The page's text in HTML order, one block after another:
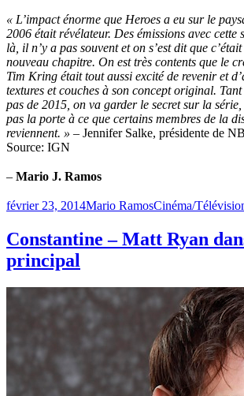
« L’impact énorme que Heroes a eu sur le
2006 était révélateur. Des émissions avec cette
là, il n’y a pas souvent et on s’est dit que
nouveau chapitre. On est très contents que le
Tim Kring était tout aussi excité de revenir et
textures et couches à son concept original. Tant
pas de 2015, on va garder le secret sur la
pas la porte à ce que certains membres de la
reviennent. » – Jennifer Salke, présidente de
Source: IGN
– Mario J. Ramos
Publié
février 23, 2014Mario RamosCatégories
Cinéma/
Constantine – Matt Ryan
principal